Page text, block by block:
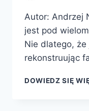
Autor: Andrzej
jest pod
Nie dlatego, że
rekonstruując
DOWIEDZ SIĘ